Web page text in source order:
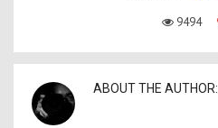
9494
ABOUT THE AUTHOR: